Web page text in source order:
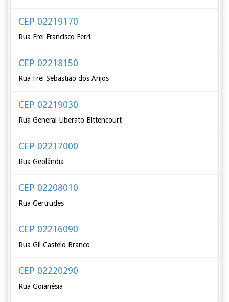
CEP 02219170
Rua Frei Francisco Ferri
CEP 02218150
Rua Frei Sebastião dos Anjos
CEP 02219030
Rua General Liberato Bittencourt
CEP 02217000
Rua Geolândia
CEP 02208010
Rua Gertrudes
CEP 02216090
Rua Gil Castelo Branco
CEP 02220290
Rua Goianésia